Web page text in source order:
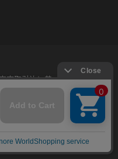
商取引法に基づく表示